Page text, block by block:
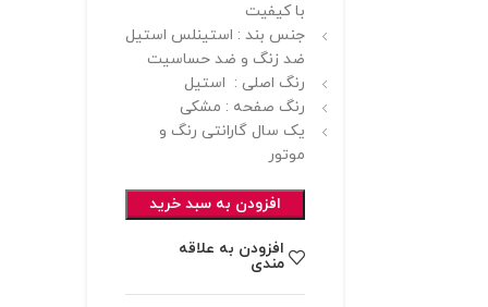
با کیفیت
جنس بند : استینلس استیل
ضد زنگ و ضد حساسیت
رنگ اصلی : استیل
رنگ صفحه : مشکی
یک سال گارانتی رنگ و
موتور
افزودن به سبد خرید
افزودن به علاقه
مندی